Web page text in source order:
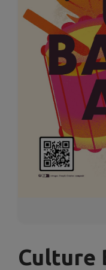
Culture